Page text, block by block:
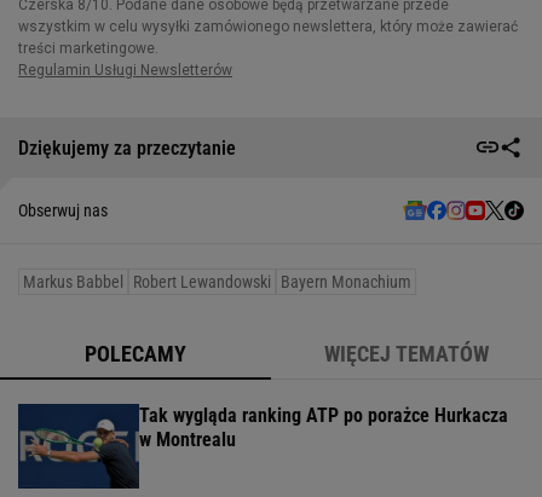
Dziękujemy za przeczytanie
Obserwuj nas
Markus Babbel Robert Lewandowski Bayern Monachium
POLECAMY WIĘCEJ TEMATÓW
Tak wygląda ranking ATP po porażce Hurkacza
w Montrealu